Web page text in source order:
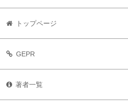
トップページ
GEPR
著者一覧